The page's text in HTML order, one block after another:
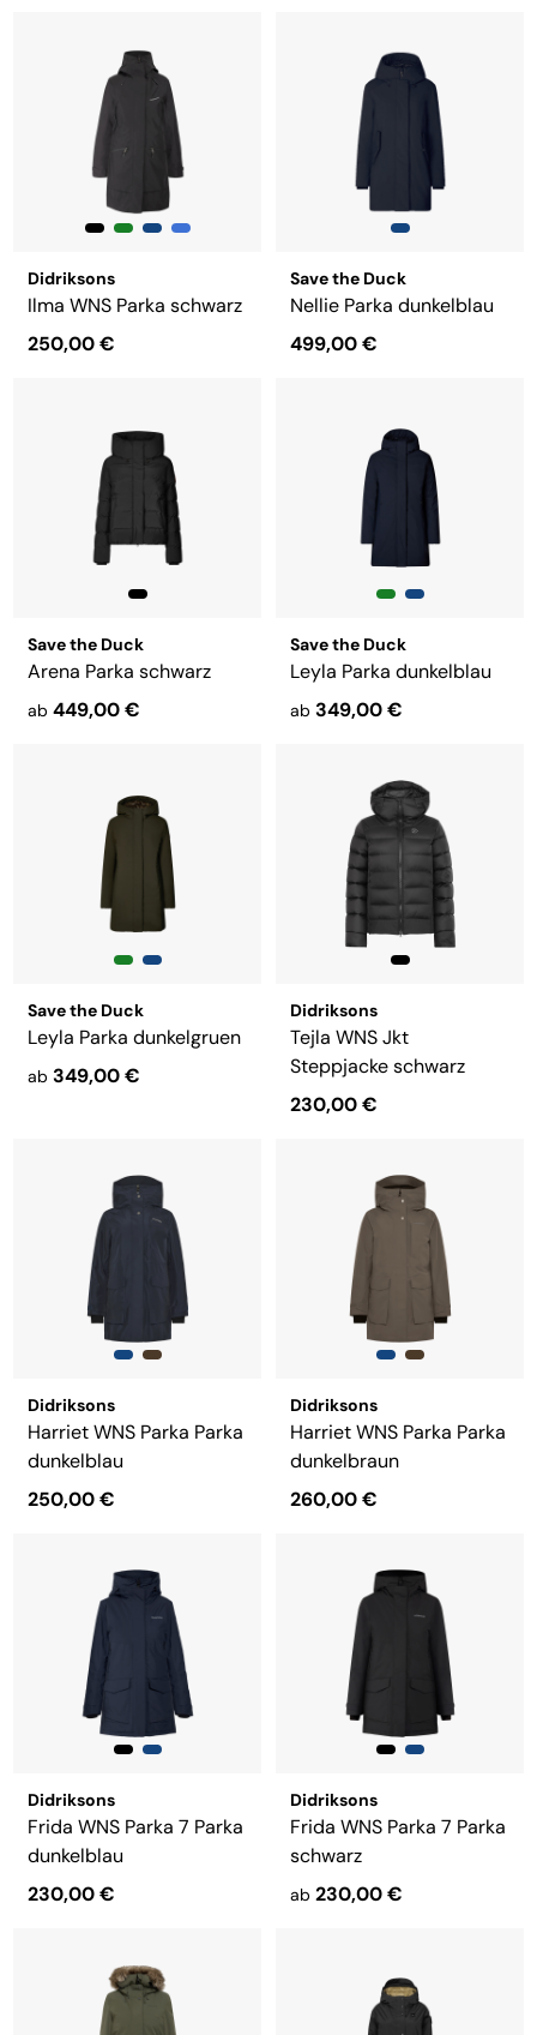
Didriksons
Ilma WNS Parka schwarz
250,00 €
Save the Duck
Nellie Parka dunkelblau
499,00 €
Save the Duck
Arena Parka schwarz
ab 449,00 €
Save the Duck
Leyla Parka dunkelblau
ab 349,00 €
Save the Duck
Leyla Parka dunkelgruen
ab 349,00 €
Didriksons
Tejla WNS Jkt
Steppjacke schwarz
230,00 €
Didriksons
Harriet WNS Parka Parka
dunkelblau
250,00 €
Didriksons
Harriet WNS Parka Parka
dunkelbraun
260,00 €
Didriksons
Frida WNS Parka 7 Parka
dunkelblau
230,00 €
Didriksons
Frida WNS Parka 7 Parka
schwarz
ab 230,00 €